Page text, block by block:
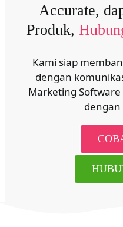
Accurate,
Produk,
Kami siap
dengan
Marketing
dengan